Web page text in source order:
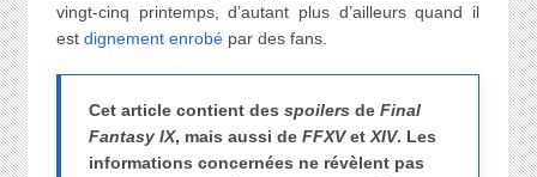
vingt-cinq printemps, d’autant plus d’ailleurs quand il
est dignement enrobépar des fans.
Cet article contient desspoilers deFinal
Fantasy IX, mais aussi deFFXVetXIV. Les
informations concernées ne révèlent pas